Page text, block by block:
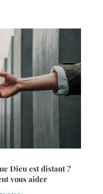
Dieu est distant ?
vous aider